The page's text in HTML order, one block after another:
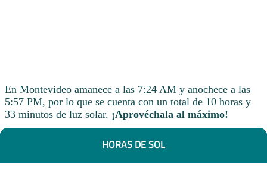
En Montevideo amanece a las 7:24 AM y anochece a las
5:57 PM, por lo que se cuenta con un total de 10 horas y
33 minutos de luz solar. ¡Aprovéchala al máximo!
HORAS DE SOL